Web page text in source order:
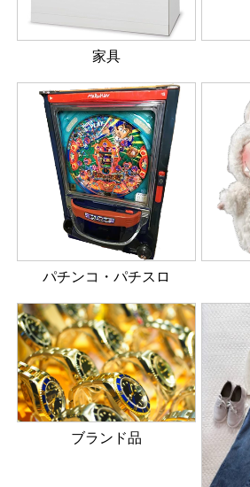
家具
パチンコ・パチスロ
ブランド品